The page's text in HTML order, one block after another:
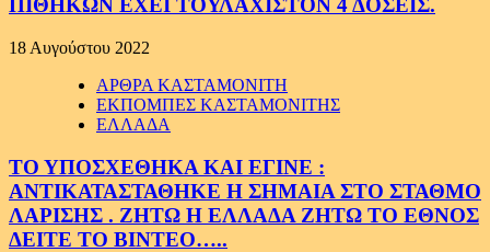
ΠΙΘΗΚΩΝ ΕΧΕΙ ΤΟΥΛΑΧΙΣΤΟΝ 4 ΔΟΣΕΙΣ.
18 Αυγούστου 2022
ΑΡΘΡΑ ΚΑΣΤΑΜΟΝΙΤΗ
ΕΚΠΟΜΠΕΣ ΚΑΣΤΑΜΟΝΙΤΗΣ
ΕΛΛΑΔΑ
ΤΟ ΥΠΟΣΧΕΘΗΚΑ ΚΑΙ ΕΓΙΝΕ :
ΑΝΤΙΚΑΤΑΣΤΑΘΗΚΕ Η ΣΗΜΑΙΑ ΣΤΟ ΣΤΑΘΜΟ
ΛΑΡΙΣΗΣ . ΖΗΤΩ Η ΕΛΛΑΔΑ ΖΗΤΩ ΤΟ ΕΘΝΟΣ
ΔΕΙΤΕ ΤΟ ΒΙΝΤΕΟ…..